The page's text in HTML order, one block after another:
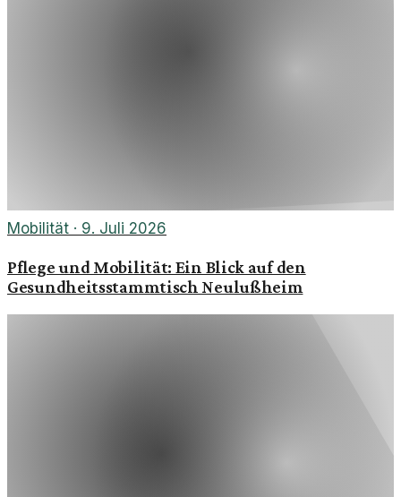
Mobilität · 9. Juli 2026
Pflege und Mobilität: Ein Blick auf den
Gesundheitsstammtisch Neulußheim